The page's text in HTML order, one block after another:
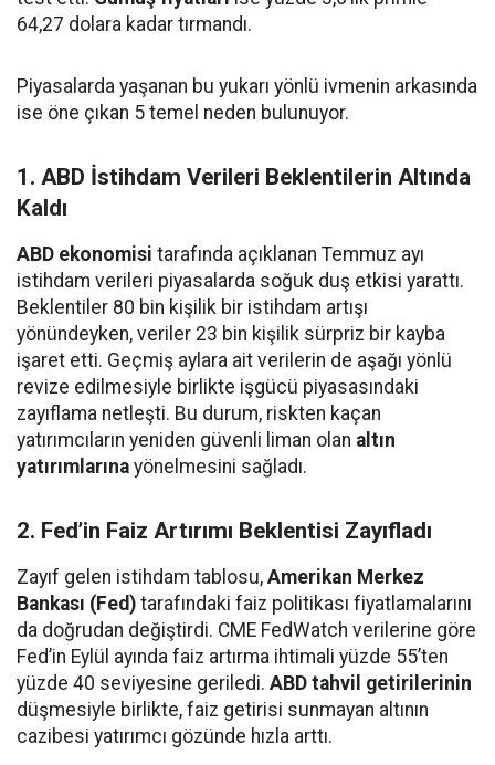
64,27 dolara kadar tırmandı.
Piyasalarda yaşanan bu yukarı yönlü ivmenin arkasında
ise öne çıkan 5 temel neden bulunuyor.
1. ABD İstihdam Verileri Beklentilerin Altında
Kaldı
ABD ekonomisi tarafında açıklanan Temmuz ayı
istihdam verileri piyasalarda soğuk duş etkisi yarattı.
Beklentiler 80 bin kişilik bir istihdam artışı
yönündeyken, veriler 23 bin kişilik sürpriz bir kayba
işaret etti. Geçmiş aylara ait verilerin de aşağı yönlü
revize edilmesiyle birlikte işgücü piyasasındaki
zayıflama netleşti. Bu durum, riskten kaçan
yatırımcıların yeniden güvenli liman olan altın
yatırımlarına yönelmesini sağladı.
2. Fed’in Faiz Artırımı Beklentisi Zayıfladı
Zayıf gelen istihdam tablosu, Amerikan Merkez
Bankası (Fed) tarafındaki faiz politikası fiyatlamalarını
da doğrudan değiştirdi. CME FedWatch verilerine göre
Fed’in Eylül ayında faiz artırma ihtimali yüzde 55’ten
yüzde 40 seviyesine geriledi. ABD tahvil getirilerinin
düşmesiyle birlikte, faiz getirisi sunmayan altının
cazibesi yatırımcı gözünde hızla arttı.